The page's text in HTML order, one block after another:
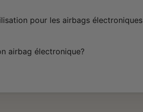
pour les airbags électroniques
airbag électronique?